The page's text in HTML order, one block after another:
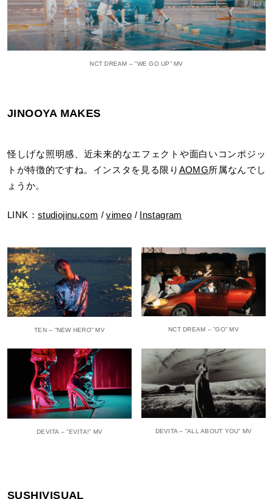
NCT DREAM – ”WE GO UP” MV
JINOOYA MAKES
怪しげな照明感、近未来的なエフェクトや面白いコンポジッ
トが特徴的ですね。インスタを見る限り AOMG所属なんでし
ょうか。
LINK： studiojinu.com /vimeo / Instagram
TEN – ”NEW HERO” MV NCT DREAM – ”GO” MV
DEVITA – ”EVITA!” MV DEVITA – ”ALL ABOUT YOU” MV
SUSHIVISUAL